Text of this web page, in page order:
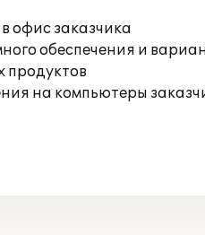
офис заказчика
обеспечения и
на компьютеры